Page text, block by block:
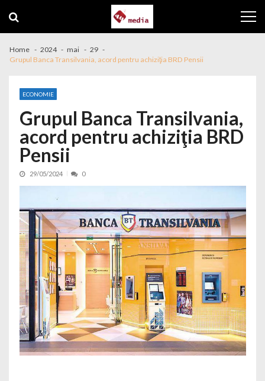
Home 2024 mai
29
Grupul Banca Transilvania, acord pentru achiziţia BRD Pensii
ECONOMIE
Grupul Banca Transilvania,
acord pentru achiziţia BRD
Pensii
29/05/2024 0